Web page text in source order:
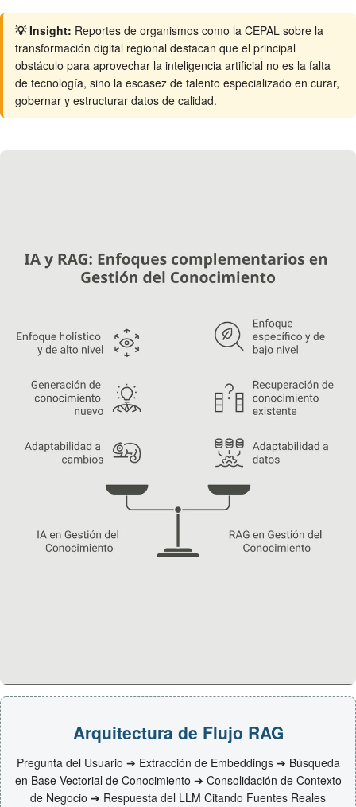
💡 Insight: Reportes de organismos como la CEPAL sobre la
transformación digital regional destacan que el principal
obstáculo para aprovechar la inteligencia artificial no es la falta
de tecnología, sino la escasez de talento especializado en curar,
gobernar y estructurar datos de calidad.
Arquitectura de Flujo RAG
Pregunta del Usuario ➔ Extracción de Embeddings ➔ Búsqueda
en Base Vectorial de Conocimiento ➔ Consolidación de Contexto
de Negocio ➔ Respuesta del LLM Citando Fuentes Reales